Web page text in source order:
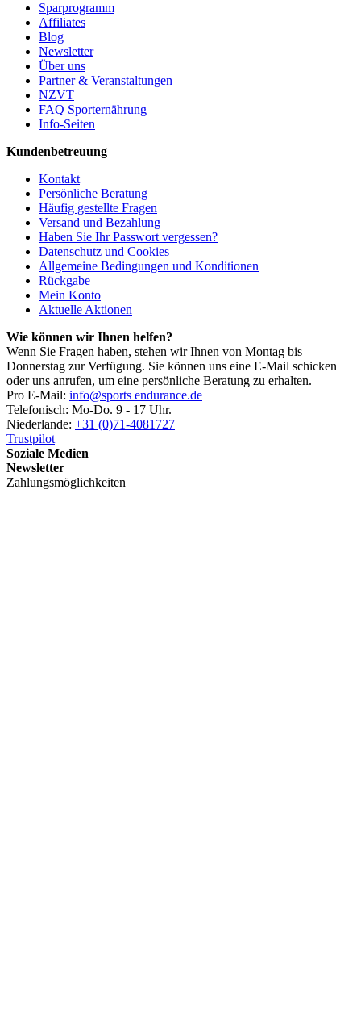
Sparprogramm
Affiliates
Blog
Newsletter
Über uns
Partner & Veranstaltungen
NZVT
FAQ Sporternährung
Info-Seiten
Kundenbetreuung
Kontakt
Persönliche Beratung
Häufig gestellte Fragen
Versand und Bezahlung
Haben Sie Ihr Passwort vergessen?
Datenschutz und Cookies
Allgemeine Bedingungen und Konditionen
Rückgabe
Mein Konto
Aktuelle Aktionen
Wie können wir Ihnen helfen?
Wenn Sie Fragen haben, stehen wir Ihnen von Montag bis
Donnerstag zur Verfügung. Sie können uns eine E-Mail schicken
oder uns anrufen, um eine persönliche Beratung zu erhalten.
Pro E-Mail: info@sports endurance.de
Telefonisch: Mo-Do. 9 - 17 Uhr.
Niederlande: +31 (0)71-4081727
Trustpilot
Soziale Medien
Newsletter
Zahlungsmöglichkeiten